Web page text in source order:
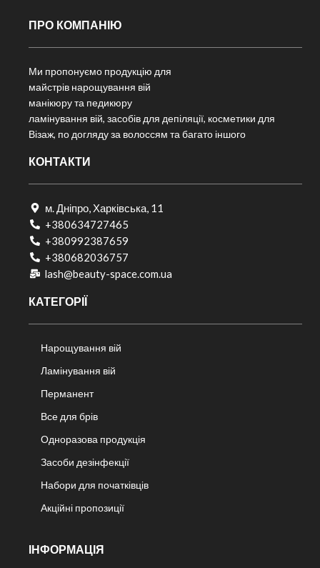
ПРО КОМПАНІЮ
Ми пропонуємо продукцію для
майстрів нарощування вій
манікюру та педикюру
ламінування вій, засобів для депіляції, косметики для
Візаж, по догляду за волоссям та багато іншого
КОНТАКТИ
м. Дніпро, Харківська, 11
+380634727465
+380992387659
+380682036757​
lash@beauty-space.com.ua
КАТЕГОРІЇ
Нарощування вій
Ламінування вій
Перманент
Все для брів
Одноразова продукція
Засоби дезінфекції
Набори для початківців
Акційні пропозиції
ІНФОРМАЦІЯ